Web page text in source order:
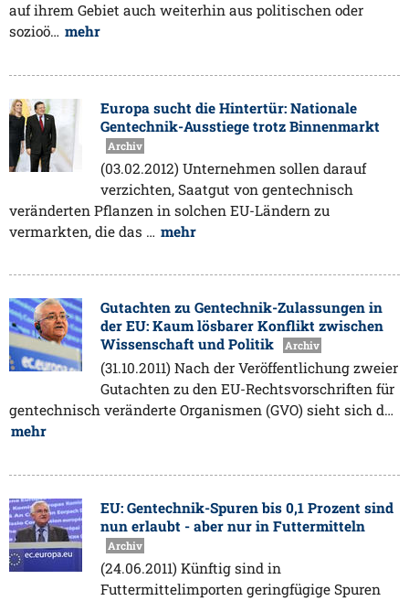
auf ihrem Gebiet auch weiterhin aus politischen oder
sozioö… mehr
Europa sucht die Hintertür: Nationale
Gentechnik-Ausstiege trotz Binnenmarkt
Archiv
(03.02.2012) Unternehmen sollen darauf
verzichten, Saatgut von gentechnisch
veränderten Pflanzen in solchen EU-Ländern zu
vermarkten, die das … mehr
Gutachten zu Gentechnik-Zulassungen in
der EU: Kaum lösbarer Konflikt zwischen
Wissenschaft und Politik
Archiv
(31.10.2011) Nach der Veröffentlichung zweier
Gutachten zu den EU-Rechtsvorschriften für
gentechnisch veränderte Organismen (GVO) sieht sich d…
mehr
EU: Gentechnik-Spuren bis 0,1 Prozent sind
nun erlaubt - aber nur in Futtermitteln
Archiv
(24.06.2011) Künftig sind in
Futtermittelimporten geringfügige Spuren